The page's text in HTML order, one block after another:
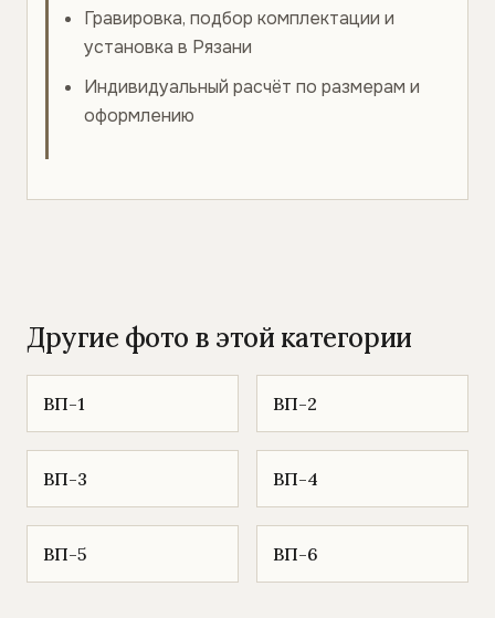
Гравировка, подбор комплектации и
установка в Рязани
Индивидуальный расчёт по размерам и
оформлению
Другие фото в этой категории
ВП-1 ВП-2
ВП-3 ВП-4
ВП-5 ВП-6